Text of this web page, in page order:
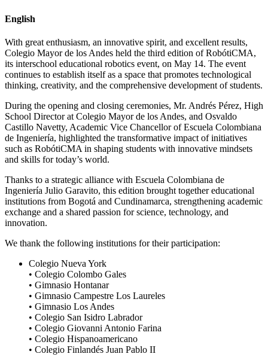
English
With great enthusiasm, an innovative spirit, and excellent results,
Colegio Mayor de los Andes held the third edition of RobótiCMA,
its interschool educational robotics event, on May 14. The event
continues to establish itself as a space that promotes technological
thinking, creativity, and the comprehensive development of students.
During the opening and closing ceremonies, Mr. Andrés Pérez, High
School Director at Colegio Mayor de los Andes, and Osvaldo
Castillo Navetty, Academic Vice Chancellor of Escuela Colombiana
de Ingeniería, highlighted the transformative impact of initiatives
such as RobótiCMA in shaping students with innovative mindsets
and skills for today’s world.
Thanks to a strategic alliance with Escuela Colombiana de
Ingeniería Julio Garavito, this edition brought together educational
institutions from Bogotá and Cundinamarca, strengthening academic
exchange and a shared passion for science, technology, and
innovation.
We thank the following institutions for their participation:
Colegio Nueva York
• Colegio Colombo Gales
• Gimnasio Hontanar
• Gimnasio Campestre Los Laureles
• Gimnasio Los Andes
• Colegio San Isidro Labrador
• Colegio Giovanni Antonio Farina
• Colegio Hispanoamericano
• Colegio Finlandés Juan Pablo II